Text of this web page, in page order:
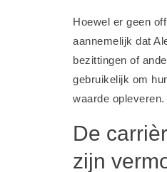
Hoewel er geen
aannemelijk dat
bezittingen of
gebruikelijk om
waarde
De
zijn